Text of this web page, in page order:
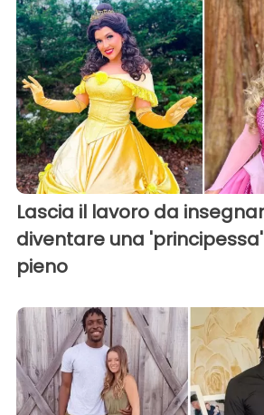
Lascia il lavoro da
diventare una
pieno